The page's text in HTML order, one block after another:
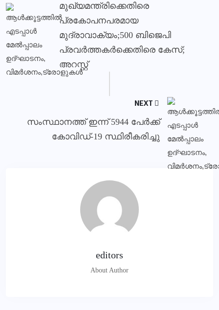
മുഖ്യമന്ത്രിക്കെതിരെ
പ്രകോപനപരമായ
മുദ്രാവാക്യം;500 ബിജെപി
പ്രവര്‍ത്തകര്‍ക്കെതിരെ കേസ്;
അറസ്റ്റ്
NEXT
സംസ്ഥാനത്ത് ഇന്ന് 5944 പേര്‍ക്ക്
കോവിഡ്-19 സ്ഥിരീകരിച്ചു
editors
About Author